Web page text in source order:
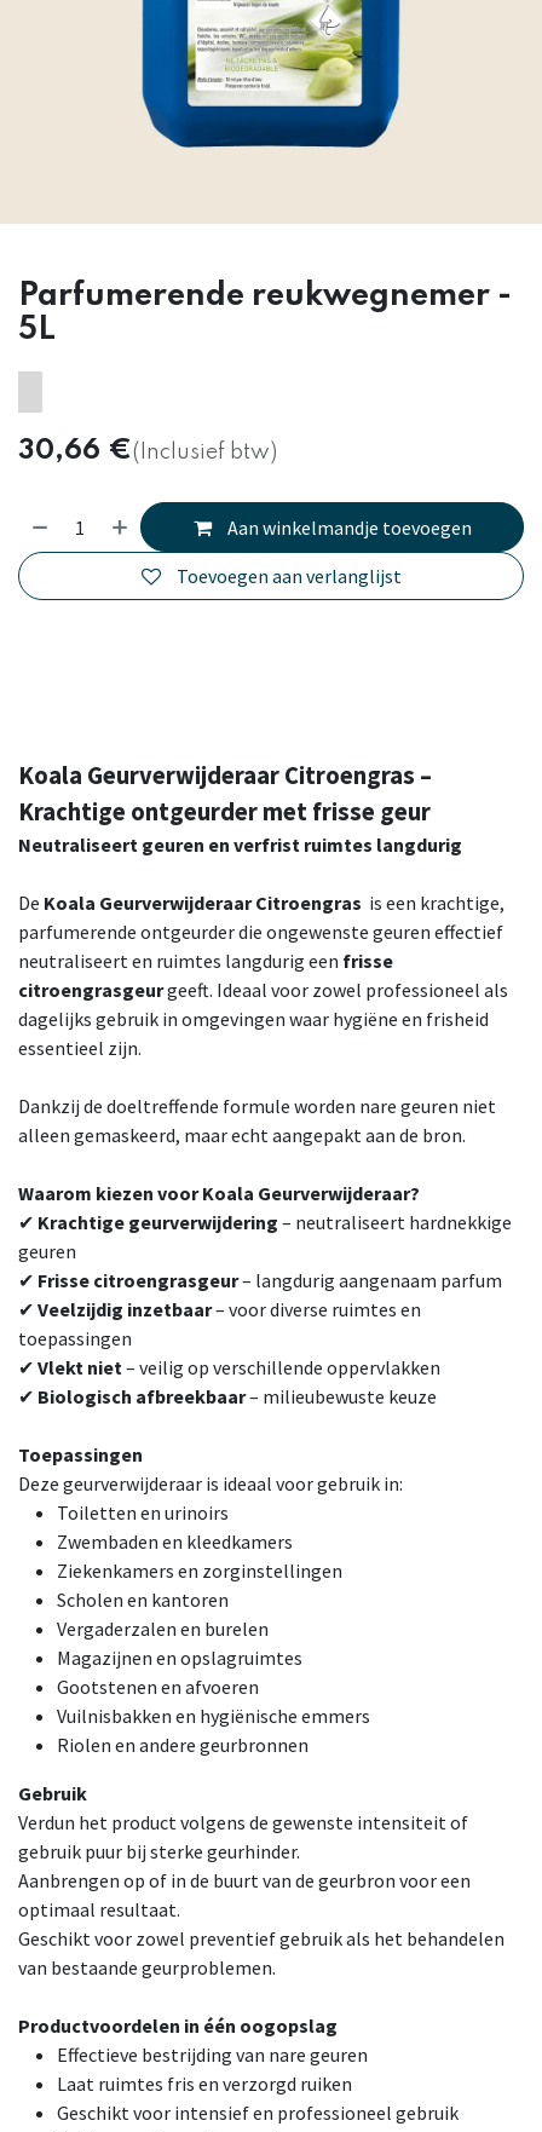
Parfumerende reukwegnemer -
5L
30,66 €(Inclusief btw)
Aan winkelmandje toevoegen
Toevoegen aan verlanglijst
Koala Geurverwijderaar Citroengras –
Krachtige ontgeurder met frisse geur
Neutraliseert geuren en verfrist ruimtes langdurig
De Koala Geurverwijderaar Citroengras is een krachtige,
parfumerende ontgeurder die ongewenste geuren effectief
neutraliseert en ruimtes langdurig een frisse
citroengrasgeurgeeft. Ideaal voor zowel professioneel als
dagelijks gebruik in omgevingen waar hygiëne en frisheid
essentieel zijn.
Dankzij de doeltreffende formule worden nare geuren niet
alleen gemaskeerd, maar echt aangepakt aan de bron.
Waarom kiezen voor Koala Geurverwijderaar?
✔ Krachtige geurverwijdering – neutraliseert hardnekkige
geuren
✔ Frisse citroengrasgeur– langdurig aangenaam parfum
✔ Veelzijdig inzetbaar– voor diverse ruimtes en
toepassingen
✔ Vlekt niet– veilig op verschillende oppervlakken
✔ Biologisch afbreekbaar– milieubewuste keuze
Toepassingen
Deze geurverwijderaar is ideaal voor gebruik in:
Toiletten en urinoirs
Zwembaden en kleedkamers
Ziekenkamers en zorginstellingen
Scholen en kantoren
Vergaderzalen en burelen
Magazijnen en opslagruimtes
Gootstenen en afvoeren
Vuilnisbakken en hygiënische emmers
Riolen en andere geurbronnen
Gebruik
Verdun het product volgens de gewenste intensiteit of
gebruik puur bij sterke geurhinder.
Aanbrengen op of in de buurt van de geurbron voor een
optimaal resultaat.
Geschikt voor zowel preventief gebruik als het behandelen
van bestaande geurproblemen.
Productvoordelen in één oogopslag
Effectieve bestrijding van nare geuren
Laat ruimtes fris en verzorgd ruiken
Geschikt voor intensief en professioneel gebruik